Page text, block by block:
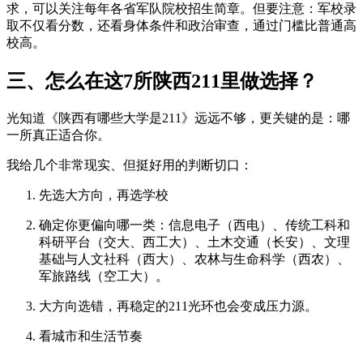
求，可以关注每年各省军队院校招生简章。但要注意：军校录
取不仅看分数，还看身体条件和政治审查，通过门槛比普通高
校高。
三、怎么在这7所陕西211里做选择？
光知道《陕西有哪些大学是211》远远不够，更关键的是：哪
一所真正适合你。
我给几个非常现实、但挺好用的判断切口：
先选大方向，再选学校
确定你更偏向哪一类：信息电子（西电）、传统工科和
科研平台（交大、西工大）、土木交通（长安）、文理
基础与人文社科（西大）、农林与生命科学（西农）、
军旅路线（空工大）。
大方向选错，再稳定的211光环也会变成压力源。
看城市和生活节奏